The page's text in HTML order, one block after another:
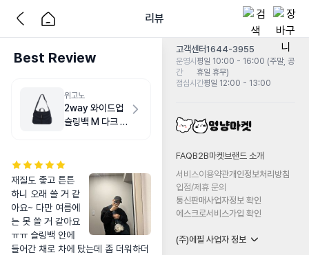
리뷰
Best Review
위고노
2way 와이드업
슬링백 M 다크 네
재질도 좋고 튼튼
하니 오래 쓸 거 같
아요~ 다만 여름에
는 못 쓸 거 같아요
ㅠㅠ 슬링백 안에
들어간 채로 차에 탔는데 좀 더워하더
고객센터1644-3955
운영시
간
평일 10:00 - 16:00 (주말, 공
휴일 휴무)
점심시간평일 12:00 - 13:00
FAQB2B마켓 브랜드 소개
서비스이용약관개인정보처리방침
입점/제휴 문의
통신판매사업자정보 확인
에스크로서비스가입 확인
(주)에필 사업자 정보